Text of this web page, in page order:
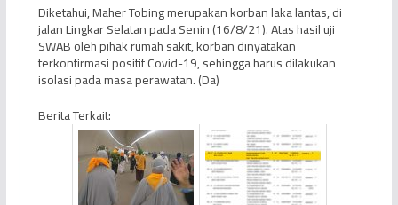
Diketahui, Maher Tobing merupakan korban laka lantas, di
jalan Lingkar Selatan pada Senin (16/8/21). Atas hasil uji
SWAB oleh pihak rumah sakit, korban dinyatakan
terkonfirmasi positif Covid-19, sehingga harus dilakukan
isolasi pada masa perawatan. (Da)
Berita Terkait: